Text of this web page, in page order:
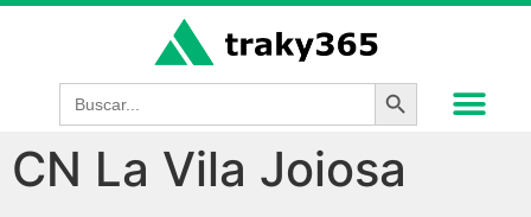
Buscar: Botón de
CN La Vila Joiosa